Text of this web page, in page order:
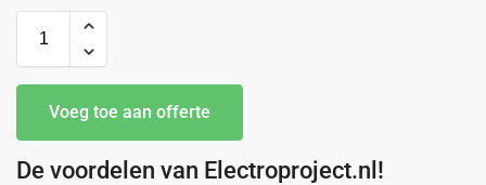
Voeg toe aan offerte
De voordelen van Electroproject.nl!